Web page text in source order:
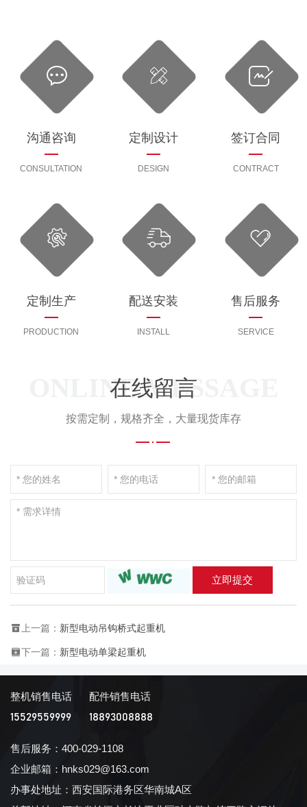
沟通咨询
CONSULTATION
定制设计
DESIGN
签订合同
CONTRACT
定制生产
PRODUCTION
配送安装
INSTALL
售后服务
SERVICE
ONLINE MESSAGE
在线留言
按需定制，规格齐全，大量现货库存
立即提交
上一篇： 新型电动吊钩桥式起重机
下一篇： 新型电动单梁起重机
整机销售电话
15529559999
配件销售电话
18893008888
售后服务：400-029-1108
企业邮箱：hnks029@163.com
办事处地址：西安国际港务区华南城A区